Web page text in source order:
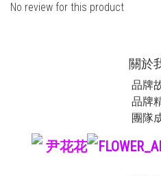
No review for this product
關於
品牌
品牌
團隊
尹花花